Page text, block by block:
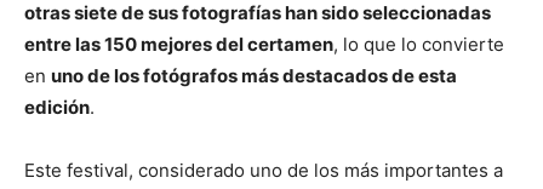
otras siete de sus fotografías han sido seleccionadas
entre las 150 mejores del certamen, lo que lo convierte
en uno de los fotógrafos más destacados de esta
edición.
Este festival, considerado uno de los más importantes a